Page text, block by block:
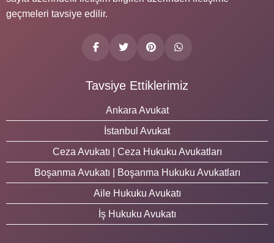
geçmeleri tavsiye edilir.
Tavsiye Ettiklerimiz
Ankara Avukat
İstanbul Avukat
Ceza Avukatı | Ceza Hukuku Avukatları
Boşanma Avukatı | Boşanma Hukuku Avukatları
Aile Hukuku Avukatı
İş Hukuku Avukatı